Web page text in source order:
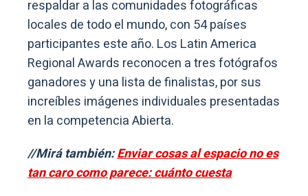
respaldar a las comunidades fotográficas
locales de todo el mundo, con 54 países
participantes este año. Los Latin America
Regional Awards reconocen a tres fotógrafos
ganadores y una lista de finalistas, por sus
increíbles imágenes individuales presentadas
en la competencia Abierta.
//Mirá también:Enviar cosas al espacio no es
tan caro como parece: cuánto cuesta